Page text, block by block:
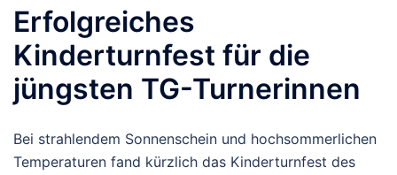
Erfolgreiches
Kinderturnfest für die
jüngsten TG-Turnerinnen
Bei strahlendem Sonnenschein und hochsommerlichen
Temperaturen fand kürzlich das Kinderturnfest des